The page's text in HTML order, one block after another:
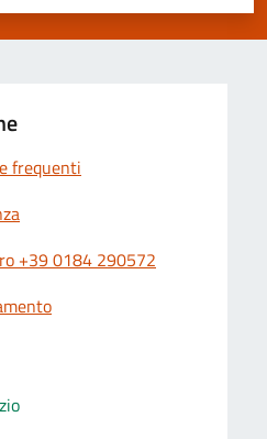
su 5
5
frequenti
+39 0184 290572